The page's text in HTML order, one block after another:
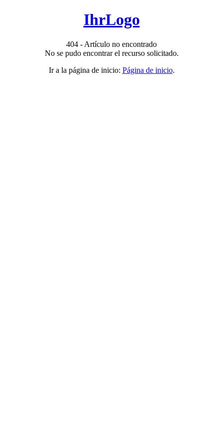
IhrLogo
404 - Artículo no encontrado
No se pudo encontrar el recurso solicitado.
Ir a la página de inicio: Página de inicio.